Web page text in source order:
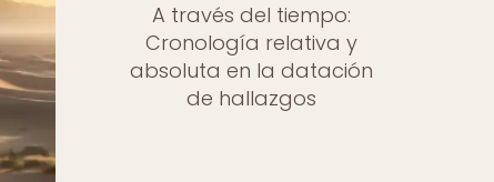
A través del tiempo:
Cronología relativa y
absoluta en la datación
de hallazgos